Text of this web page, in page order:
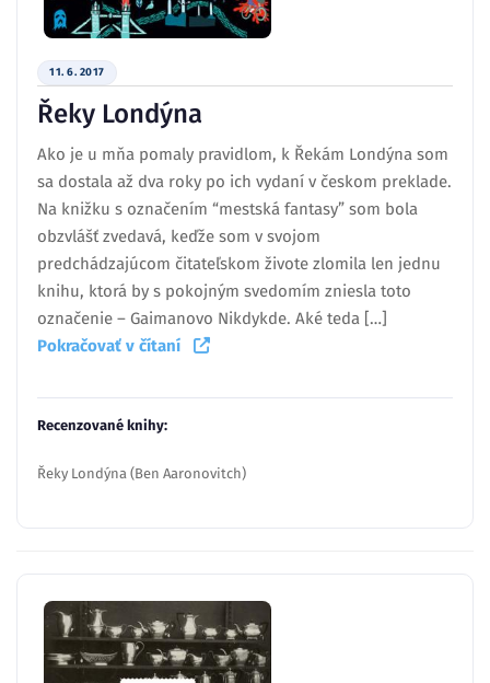
11. 6. 2017
Řeky Londýna
Ako je u mňa pomaly pravidlom, k Řekám Londýna som
sa dostala až dva roky po ich vydaní v českom preklade.
Na knižku s označením “mestská fantasy” som bola
obzvlášť zvedavá, keďže som v svojom
predchádzajúcom čitateľskom živote zlomila len jednu
knihu, ktorá by s pokojným svedomím zniesla toto
označenie – Gaimanovo Nikdykde. Aké teda […]
Pokračovať v čítaní
Recenzované knihy:
Řeky Londýna (Ben Aaronovitch)